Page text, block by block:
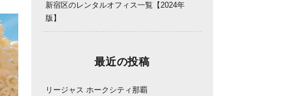
新宿区のレンタルオフィス一覧【2024年
版】
最近の投稿
リージャス ホークシティ那覇